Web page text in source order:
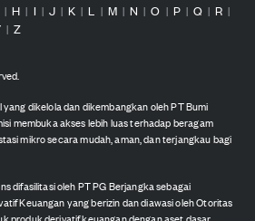
| H | I | J | K | L | M | N | O | P | Q | R |
| Z
dikelola dan dikembangkan oleh PT Bumi
membuka akses lebih luas terhadap beragam
mikro secara mudah, aman, dan terjangkau bagi
difasilitasi oleh PT PG Berjangka sebagai
Keuangan yang berizin dan diawasi oleh Otoritas